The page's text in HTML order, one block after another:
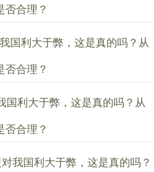
合理？
国利大于弊，这是真的吗？从
合理？
国利大于弊，这是真的吗？从
合理？
我国利大于弊，这是真的吗？